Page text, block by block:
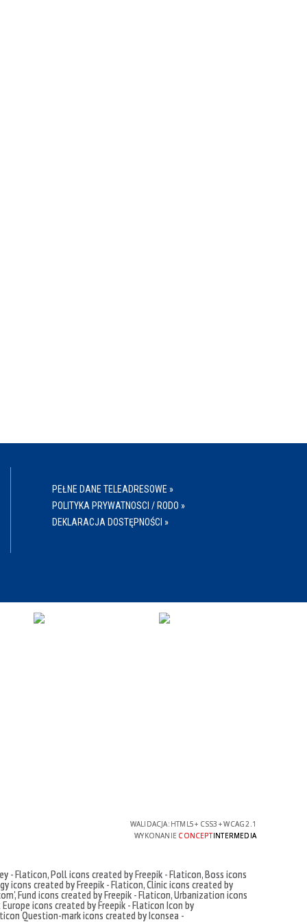
PEŁNE DANE TELEADRESOWE »
POLITYKA PRYWATNOSCI / RODO »
DEKLARACJA DOSTĘPNOŚCI »
- Flaticon,Poll icons created by Freepik - Flaticon,Boss icons
icons created by Freepik - Flaticon,Clinic icons created by
,Fund icons created by Freepik - Flaticon,Urbanization icons
Europe icons created by Freepik - Flaticon Icon by
Question-mark icons created by Iconsea -
WALIDACJA: HTML5+ CSS3 +WCAG 2.1
WYKONANIE CONCEPTINTERMEDIA